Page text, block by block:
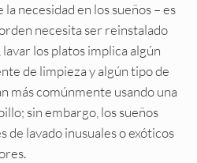
necesidad en los sueños – es
necesita ser reinstalado
los platos implica algún
de limpieza y algún tipo de
más comúnmente usando una
sin embargo, los sueños
de lavado inusuales o exóticos